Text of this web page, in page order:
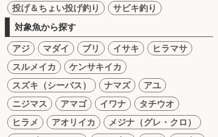
投げ＆ちょい投げ釣り
サビキ釣り
対象魚から探す
アジ マダイ ブリ イサキ
ヒラマサ
スルメイカ
ケンサキイカ
スズキ（シーバス）
ナマズ
アユ
ニジマス
アマゴ イワナ
タチウオ
ヒラメ
アオリイカ
メジナ（グレ・クロ）